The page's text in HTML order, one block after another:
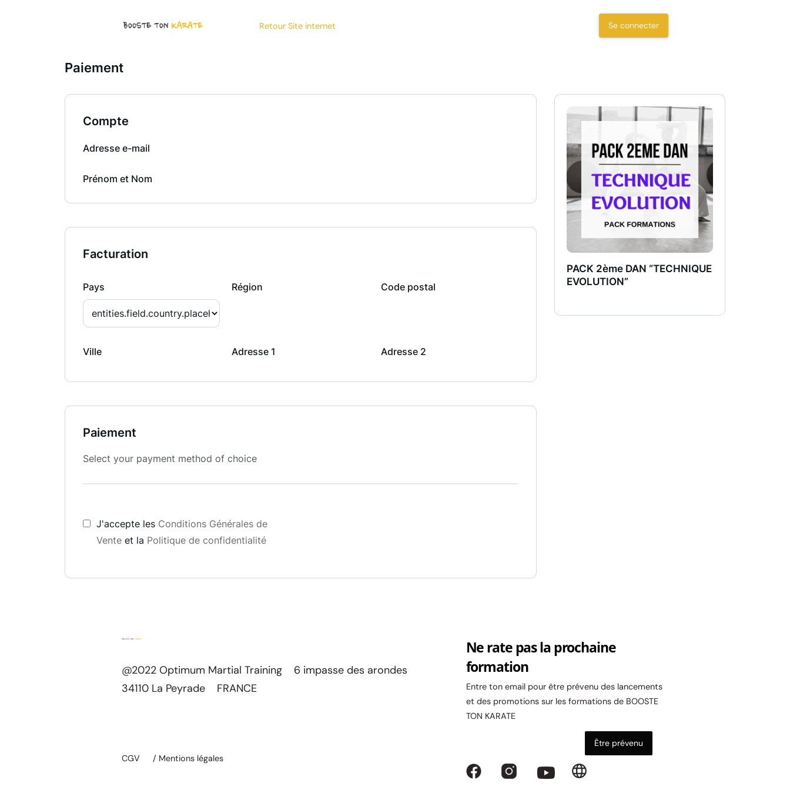
Retour Site internet Se connecter
Paiement
Compte
Adresse e-mail
Prénom et Nom
Facturation
Pays Région Code postal
Ville Adresse 1 Adresse 2
Paiement
Select your payment method of choice
J'accepte les Conditions Générales de
Vente et la Politique de confidentialité
PACK 2ème DAN “TECHNIQUE
EVOLUTION”
@2022 Optimum Martial Training 6 impasse des arondes
34110 La Peyrade FRANCE
CGV / Mentions légales
Ne rate pas la prochaine
formation
Entre ton email pour être prévenu des lancements
et des promotions sur les formations de BOOSTE
TON KARATE
Être prévenu